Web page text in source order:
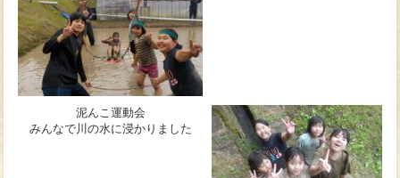
泥んこ運動会
みんなで川の水に浸かりました